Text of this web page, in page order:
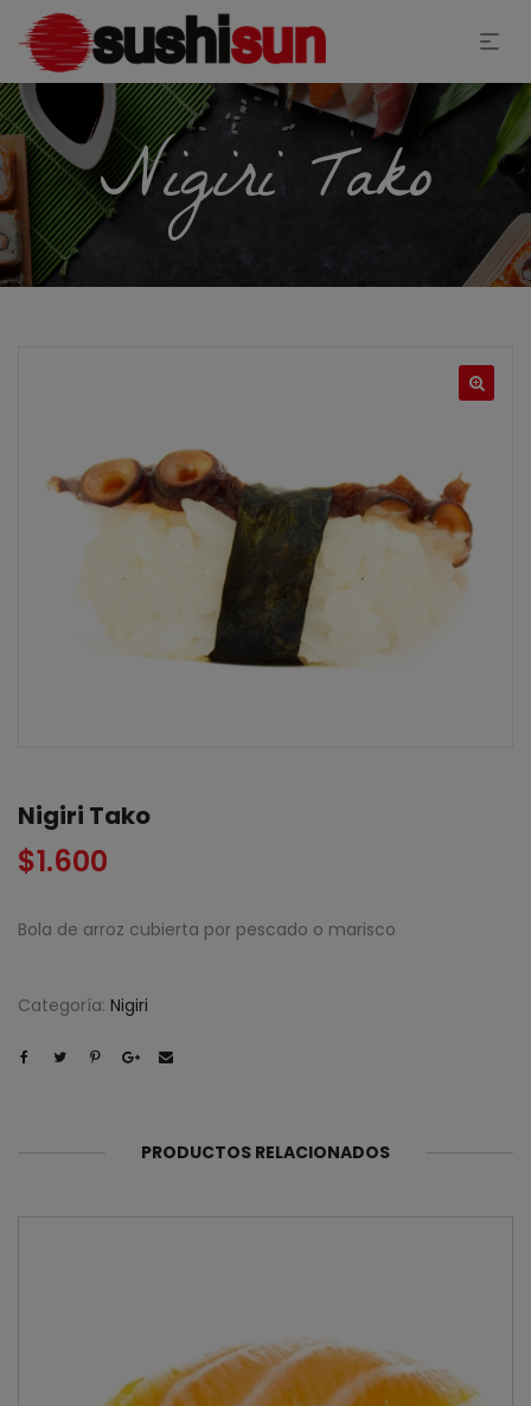
Nigiri Tako
Nigiri Tako
$1.600
Bola de arroz cubierta por pescado o marisco
Categoría: Nigiri
PRODUCTOS RELACIONADOS